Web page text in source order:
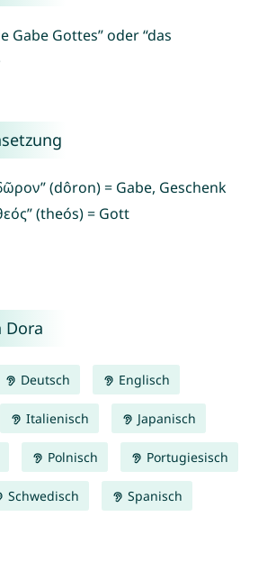
Gabe Gottes” oder “das
(dôron) = Gabe, Geschenk
(theós) = Gott
Dora
Deutsch Englisch
Italienisch Japanisch
Polnisch Portugiesisch
Schwedisch Spanisch